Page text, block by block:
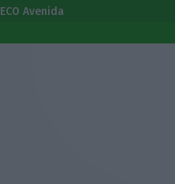
ECO Avenida